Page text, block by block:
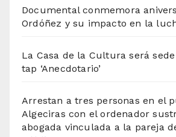
Documental conmemora
Ordóñez y su impacto en la
La Casa de la Cultura será
tap ‘Anecdotario’
Arrestan a tres personas en el
Algeciras con el ordenador
abogada vinculada a la pareja